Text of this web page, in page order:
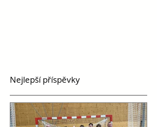
Nejlepší příspěvky